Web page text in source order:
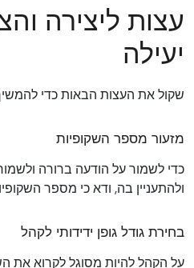
עצות ליצירה
יעילה
שקול את העצות הבאות כדי
מזעור מספר השקופיות
כדי לשמור על הודעה ברורה
ולהתעניין בה, ודא כי מספר
בחירת גודל גופן ידידותי לקהל
על הקהל להיות מסוגל לקרוא את